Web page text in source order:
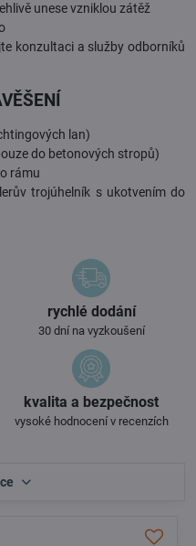
unese vzniklou zátěž
konzultaci a služby odborníků
lan)
do betonových stropů)
rámu
trojúhelník s ukotvením do
rychlé dodání
30 dní na vyzkoušení
kvalita a bezpečnost
vysoké hodnocení v recenzích